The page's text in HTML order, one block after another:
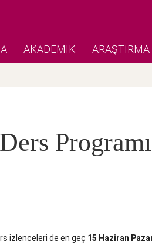
AKADEMİK ARAŞTIRMA
izlenceleri de en geç 15 Haziran